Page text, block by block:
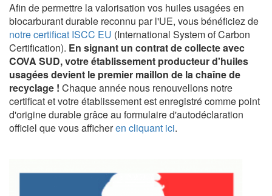
Afin de permettre la valorisation vos huiles usagées en
biocarburant durable reconnu par l'UE, vous bénéficiez de
notre certificat ISCC EU (International System of Carbon
Certification). En signant un contrat de collecte avec
COVA SUD, votre établissement producteur d'huiles
usagées devient le premier maillon de la chaîne de
recyclage ! Chaque année nous renouvellons notre
certificat et votre établissement est enregistré comme point
d'origine durable grâce au formulaire d'autodéclaration
officiel que vous afficheren cliquant ici.